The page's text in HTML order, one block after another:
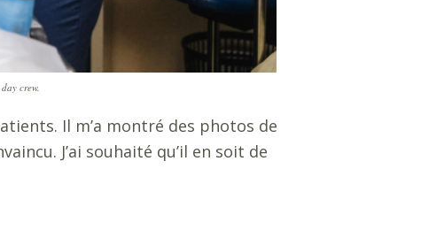
crew.
Il m’a montré des photos de
J’ai souhaité qu’il en soit de